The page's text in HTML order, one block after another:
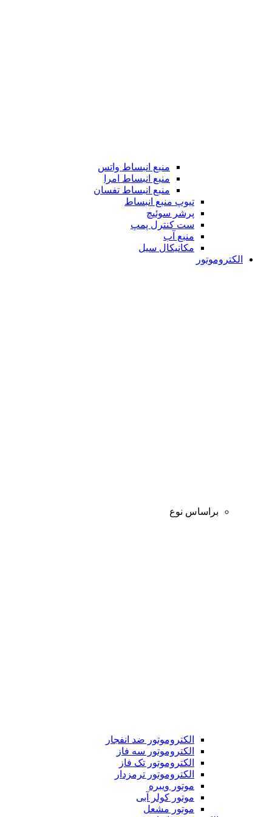
منبع انبساط واتس
منبع انبساط امرا
منبع انبساط تفسان
تیوپ منبع انبساط
پرشر سوئیچ
ست کنترل پمپ
منبع آب
مکانیکال سیل
الکتروموتور
براساس نوع
الکتروموتور ضد انفجار
الکتروموتور سه فاز
الکتروموتور تک فاز
الکتروموتور ترمزدار
موتور ویبره
موتور کولر آبی
موتور مشعل